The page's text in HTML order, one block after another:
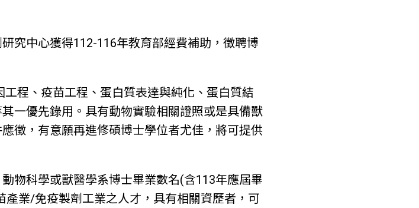
究中心獲得112-116年教育部經費補助，徵聘博
程、疫苗工程、蛋白質表達與純化、蛋白質結
一優先錄用。具有動物實驗相關證照或是具備獸
徵，有意願再進修碩博士學位者尤佳，將可提供
物科學或獸醫學系博士畢業數名(含113年應屆畢
業/免疫製劑工業之人才，具有相關資歷者，可